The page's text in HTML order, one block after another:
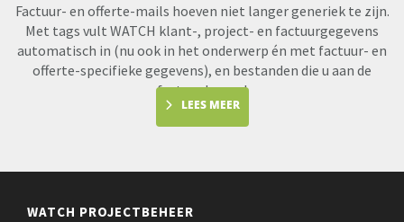
Factuur- en offerte-mails hoeven niet langer generiek te zijn.
Met tags vult WATCH klant-, project- en factuurgegevens
automatisch in (nu ook in het onderwerp én met factuur- en
offerte-specifieke gegevens), en bestanden die u aan de
factuur koppel
LEES MEER
WATCH PROJECTBEHEER